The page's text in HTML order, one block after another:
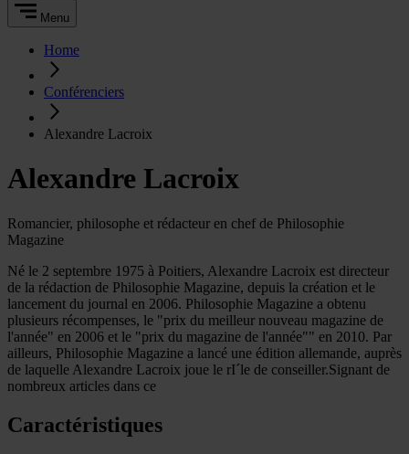
Menu
Home
Conférenciers
Alexandre Lacroix
Alexandre Lacroix
Romancier, philosophe et rédacteur en chef de Philosophie
Magazine
Né le 2 septembre 1975 à Poitiers, Alexandre Lacroix est directeur
de la rédaction de Philosophie Magazine, depuis la création et le
lancement du journal en 2006. Philosophie Magazine a obtenu
plusieurs récompenses, le "prix du meilleur nouveau magazine de
l'année" en 2006 et le "prix du magazine de l'année"" en 2010. Par
ailleurs, Philosophie Magazine a lancé une édition allemande, auprès
de laquelle Alexandre Lacroix joue le rI´le de conseiller.Signant de
nombreux articles dans ce
Caractéristiques